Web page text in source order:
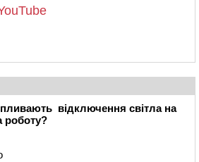
відключення світла на
роботу?